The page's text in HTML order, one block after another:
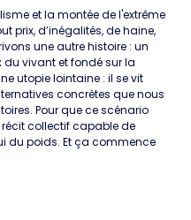
et la montée de l'extrême
prix, d’inégalités, de haine,
une autre histoire : un
du vivant et fondé sur la
utopie lointaine : il se vit
concrètes que nous
Pour que ce scénario
récit collectif capable de
du poids. Et ça commence